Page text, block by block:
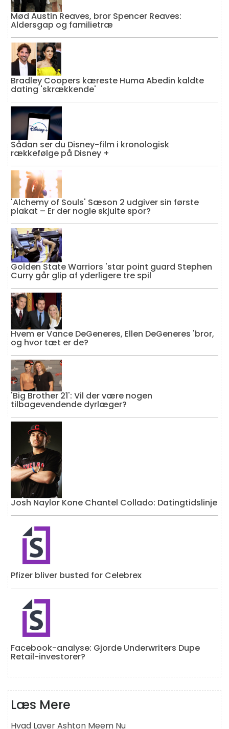
Mød Austin Reaves, bror Spencer Reaves:
Aldersgap og familietræ
Bradley Coopers kæreste Huma Abedin kaldte
dating 'skrækkende'
Sådan ser du Disney-film i kronologisk
rækkefølge på Disney +
'Alchemy of Souls' Sæson 2 udgiver sin første
plakat – Er der nogle skjulte spor?
Golden State Warriors 'star point guard Stephen
Curry går glip af yderligere tre spil
Hvem er Vance DeGeneres, Ellen DeGeneres 'bror,
og hvor tæt er de?
'Big Brother 21': Vil der være nogen
tilbagevendende dyrlæger?
Josh Naylor Kone Chantel Collado: Datingtidslinje
Pfizer bliver busted for Celebrex
Facebook-analyse: Gjorde Underwriters Dupe
Retail-investorer?
Læs Mere
Hvad Laver Ashton Meem Nu